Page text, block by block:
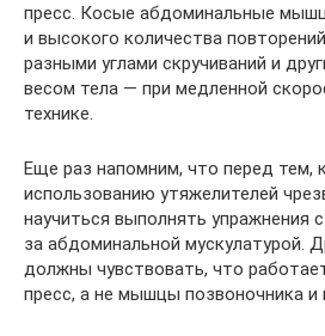
пресс. Косые абдоминальные
и высокого количества
разными углами скручиваний и
весом тела — при медленной
технике.
Еще раз напомним, что перед тем,
использованию утяжелителей
научиться выполнять упражнения
за абдоминальной мускулатурой.
должны чувствовать, что
пресс, а не мышцы позвоночника и